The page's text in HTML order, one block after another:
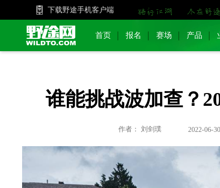
下载野途手机客户端
首页 报名 赛场 产品
谁能挑战波加查？
作者： 刘剑璞 2022-06-